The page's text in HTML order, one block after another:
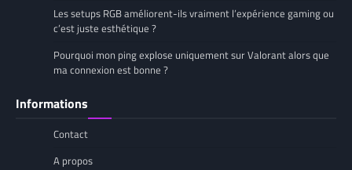
Les setups RGB améliorent-ils vraiment l’expérience gaming ou
c’est juste esthétique ?
Pourquoi mon ping explose uniquement sur Valorant alors que
ma connexion est bonne ?
Informations
Contact
A propos